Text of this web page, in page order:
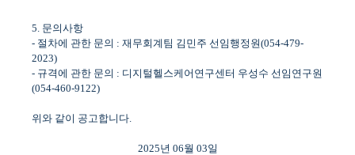
5. 문의사항
- 절차에 관한 문의 : 재무회계팀 김민주 선임행정원(054-479-
2023)
- 규격에 관한 문의 : 디지털헬스케어연구센터 우성수 선임연구원
(054-460-9122)
위와 같이 공고합니다
2025년 06월 03일